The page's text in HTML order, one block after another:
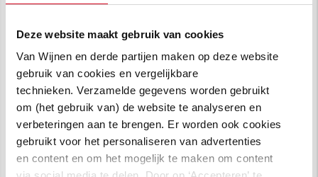
Deze website maakt gebruik van cookies
Van Wijnen en derde partijen maken op deze website
gebruik van cookies en vergelijkbare
technieken. Verzamelde gegevens worden gebruikt
om (het gebruik van) de website te analyseren en
verbeteringen aan te brengen. Er worden ook cookies
gebruikt voor het personaliseren van advertenties
en content en om het mogelijk te maken om content
werkt en wat niet.